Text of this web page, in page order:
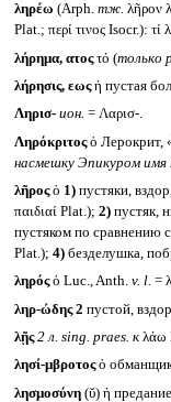
ληρέω (Arph. тж. λῆρον
Plat.; περί τινος Isocr.):
λήρημα, ατοςτό (только
λήρησις, εωςἡ пустая
Ληρισ- ион. = Λαρισ-.
Ληρόκριτοςὁ Лерокрит,
насмешку Эпикуром имя
λῆροςὁ 1)пустяки,
παιδιαί Plat.); 2)пустяк,
пустяком по сравнению
Plat.); 4)безделушка,
ληρόςὁ Luc., Anth. v. l. =
ληρ-ώδης 2 пустой,
λῇς 2 л. sing. praes. кλάω
λησί-μβροτοςὁ
λησμοσύνη(ῠ) ἡ